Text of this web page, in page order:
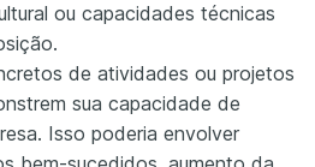
ou capacidades técnicas
de atividades ou projetos
sua capacidade de
Isso poderia envolver